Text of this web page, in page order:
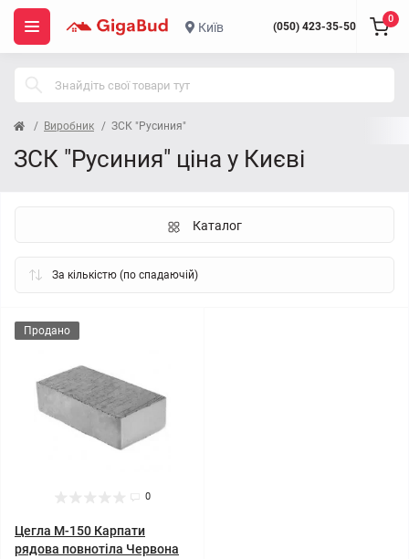
Київ (050) 423-35-50
0
Виробник ЗСК "Русиния"
ЗСК "Русиния" ціна у Києві
Каталог
Продано
0
Цегла М-150 Карпати
рядова повнотіла Червона